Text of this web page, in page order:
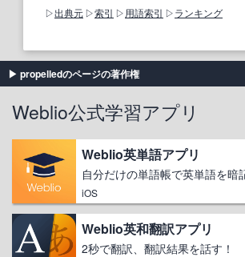
出典元 索引 用語索引 ランキング
propelledのページの著作権
Weblio公式学習アプリ
Weblio英単語アプリ
自分だけの単語帳で英単語を暗
iOS
Weblio英和翻訳アプリ
2秒で翻訳、翻訳結果を話す！